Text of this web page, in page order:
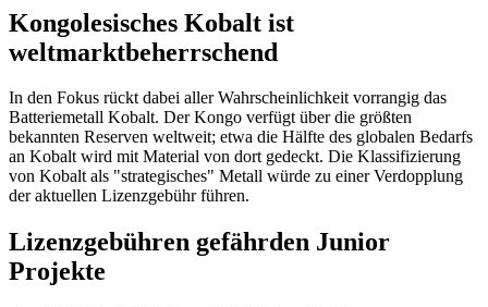
Kongolesisches Kobalt ist
weltmarktbeherrschend
In den Fokus rückt dabei aller Wahrscheinlichkeit vorrangig das
Batteriemetall Kobalt. Der Kongo verfügt über die größten
bekannten Reserven weltweit; etwa die Hälfte des globalen Bedarfs
an Kobalt wird mit Material von dort gedeckt. Die Klassifizierung
von Kobalt als "strategisches" Metall würde zu einer Verdopplung
der aktuellen Lizenzgebühr führen.
Lizenzgebühren gefährden Junior
Projekte